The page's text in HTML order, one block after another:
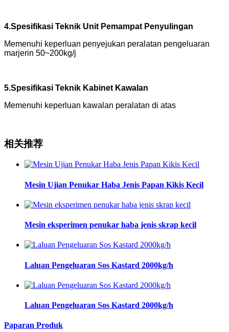
4.Spesifikasi Teknik Unit Pemampat Penyulingan
Memenuhi keperluan penyejukan peralatan pengeluaran
marjerin 50~200kg/j
5.Spesifikasi Teknik Kabinet Kawalan
Memenuhi keperluan kawalan peralatan di atas
相关推荐
Mesin Ujian Penukar Haba Jenis Papan Kikis Kecil
Mesin eksperimen penukar haba jenis skrap kecil
Laluan Pengeluaran Sos Kastard 2000kg/h
Laluan Pengeluaran Sos Kastard 2000kg/h
Paparan Produk